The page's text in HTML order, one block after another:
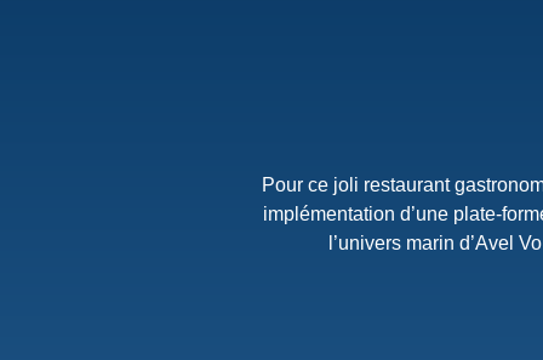
Pour ce joli restaurant
implémentation d’une plate-
l’univers marin d’Avel